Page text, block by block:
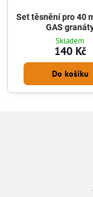
Set těsnění pro 40
GAS
Skladem
140 Kč
Do košíku